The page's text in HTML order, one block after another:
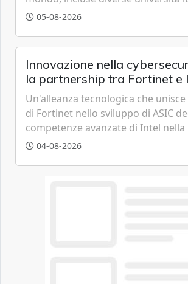
strumenti avanzati basati sulla
05-08-2026
Innovazione nella
la partnership tra Fortinet e
Un'alleanza tecnologica che
di Fortinet nello sviluppo di ASIC
competenze avanzate di Intel
di semiconduttori per potenziare la
04-08-2026